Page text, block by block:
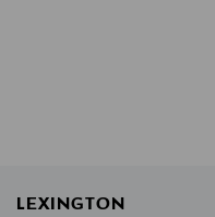
LEXINGTON